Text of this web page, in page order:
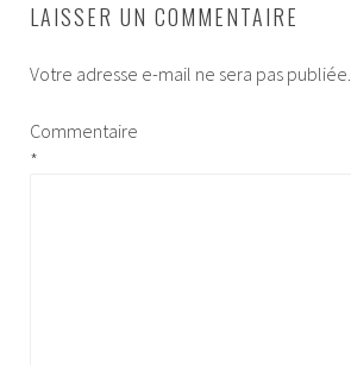
LAISSER UN COMMENTAIRE
Votre adresse e-mail ne sera pas publiée.
Commentaire
*